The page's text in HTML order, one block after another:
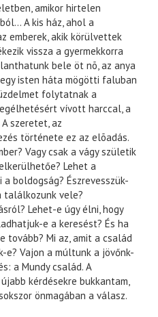
amikor hirtelen
A kis ház, ahol a
emberek, akik körülvettek
vissza a gyermekkorra
bele öt nõ, az anya
isten háta mögötti faluban
folytatnak a
vívott harccal, a
szeretet, az
története ez az elõadás.
Vagy csak a vágy születik
Lehet a
boldogság? Észrevesszük-
találkozunk vele?
Lehet-e úgy élni, hogy
e a keresést? És ha
tovább? Mi az, amit a család
e? Vajon a múltunk a jövőnk-
a Mundy család. A
kérdésekre bukkantam,
önmagában a válasz.